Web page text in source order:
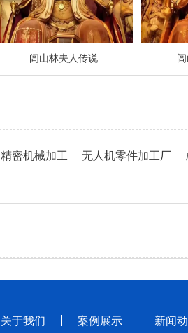
闾山林夫人传说
精密机械加工 无人机零件加工厂
关于我们 案例展示 新闻